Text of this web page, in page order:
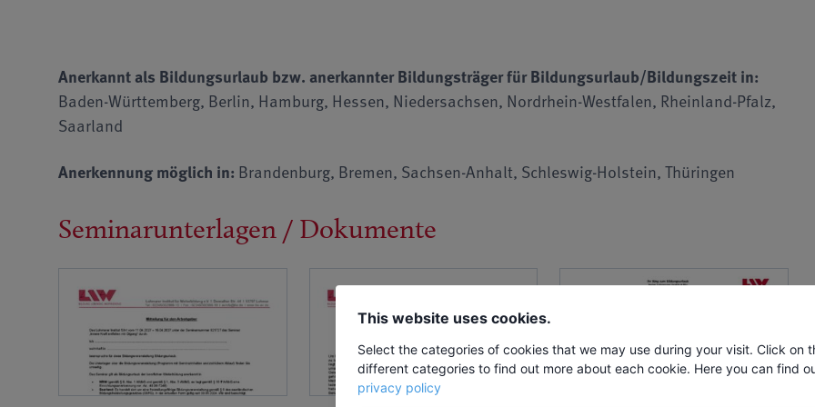
Anerkannt als Bildungsurlaub bzw. anerkannter Bildungsträger für Bildungsurlaub/Bildungszeit in:
Baden-Württemberg, Berlin, Hamburg, Hessen, Niedersachsen, Nordrhein-Westfalen, Rheinland-Pfalz,
Saarland
Anerkennung möglich in: Brandenburg, Bremen, Sachsen-Anhalt, Schleswig-Holstein, Thüringen
Seminarunterlagen / Dokumente
This website uses cookies.
Select the categories of cookies that we may use during your visit. Click on
different categories to find out more about each cookie. Here you can find
privacy policy